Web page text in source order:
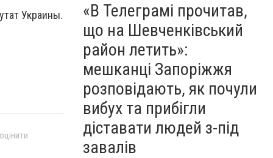
Украины.
«В Телеграмі прочитав,
що на Шевченківський
район летить»:
мешканці Запоріжжя
розповідають, як почули
вибух та прибігли
діставати людей з-під
завалів